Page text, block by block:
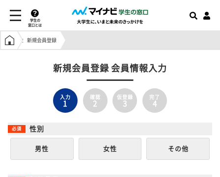
学生の
窓口とは
学生の窓口トップ
新規会員登録
新規会員登録 会員情報入力
入力
1
確認
2
仮登録
3
完了
4
性別
男性 女性 その他